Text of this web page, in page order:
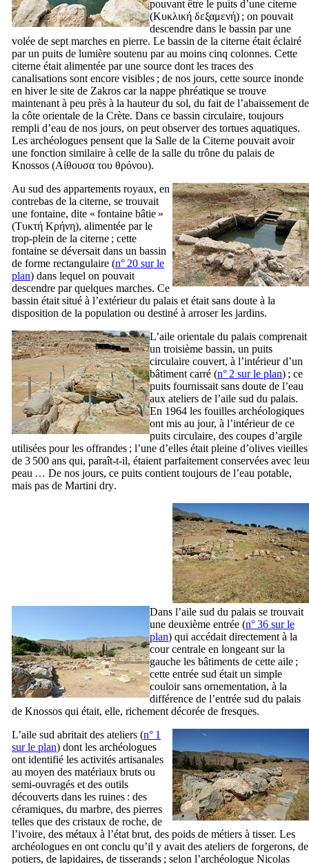
pouvant être le puits d’une citerne
(Κυκλική δεξαμενή) ; on pouvait
descendre dans le bassin par une
volée de sept marches en pierre. Le bassin de la citerne était éclairé
par un puits de lumière soutenu par au moins cinq colonnes. Cette
citerne était alimentée par une source dont les traces des
canalisations sont encore visibles ; de nos jours, cette source inonde
en hiver le site de Zakros car la nappe phréatique se trouve
maintenant à peu près à la hauteur du sol, du fait de l’abaissement de
la côte orientale de la Crète. Dans ce bassin circulaire, toujours
rempli d’eau de nos jours, on peut observer des tortues aquatiques.
Les archéologues pensent que la Salle de la Citerne pouvait avoir
une fonction similaire à celle de la salle du trône du palais de
Knossos (Αίθουσα του θρόνου).
Au sud des appartements royaux, en
contrebas de la citerne, se trouvait
une fontaine, dite « fontaine bâtie »
(Τυκτή Κρήνη), alimentée par le
trop-plein de la citerne ; cette
fontaine se déversait dans un bassin
de forme rectangulaire (n° 20 sur le
plan) dans lequel on pouvait
descendre par quelques marches. Ce
bassin était situé à l’extérieur du palais et était sans doute à la
disposition de la population ou destiné à arroser les jardins.
L’aile orientale du palais comprenait
un troisième bassin, un puits
circulaire couvert, à l’intérieur d’un
bâtiment carré (n° 2 sur le plan) ; ce
puits fournissait sans doute de l’eau
aux ateliers de l’aile sud du palais.
En 1964 les fouilles archéologiques
ont mis au jour, à l’intérieur de ce
puits circulaire, des coupes d’argile
utilisées pour les offrandes ; l’une d’elles était pleine d’olives vieilles
de 3 500 ans qui, paraît-t-il, étaient parfaitement conservées avec
peau … De nos jours, ce puits contient toujours de l’eau potable,
mais pas de Martini dry.
Dans l’aile sud du palais se trouvait
une deuxième entrée (n° 36 sur le
plan) qui accédait directement à la
cour centrale en longeant sur la
gauche les bâtiments de cette aile ;
cette entrée sud était un simple
couloir sans ornementation, à la
différence de l’entrée sud du palais
de Knossos qui était, elle, richement décorée de fresques.
L’aile sud abritait des ateliers (n° 1
sur le plan) dont les archéologues
ont identifié les activités artisanales
au moyen des matériaux bruts ou
semi-ouvragés et des outils
découverts dans les ruines : des
céramiques, du marbre, des pierres
telles que des cristaux de roche, de
l’ivoire, des métaux à l’état brut, des poids de métiers à tisser. Les
archéologues en ont conclu qu’il y avait des ateliers de forgerons, de
potiers, de lapidaires, de tisserands ; selon l’archéologue Nicolas